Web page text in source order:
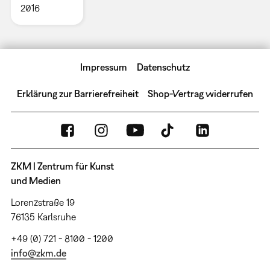
2016
Impressum Datenschutz
Erklärung zur Barrierefreiheit Shop-Vertrag widerrufen
ZKM | Zentrum für Kunst
und Medien
Lorenzstraße 19
76135 Karlsruhe
+49 (0) 721 - 8100 - 1200
info@zkm.de